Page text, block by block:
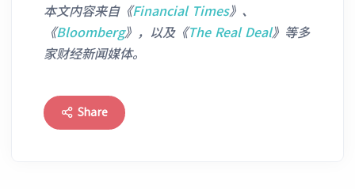
本文内容来自《Financial Times》 、
《Bloomberg》，以及《The Real Deal》等多
家财经新闻媒体。
Share